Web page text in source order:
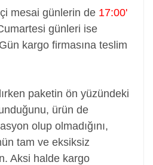
mesai günlerin de 17:00'
günleri ise
kargo firmasına teslim
paketin ön yüzündeki
ürün de
olup olmadığını,
tam ve eksiksiz
Aksi halde kargo